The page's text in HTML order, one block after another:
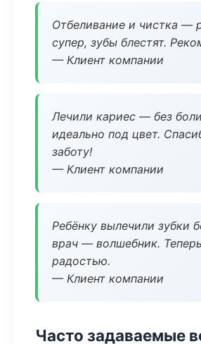
Отбеливание и чистка —
супер, зубы блестят.
— Клиент компании
Лечили кариес — без
идеально под цвет.
заботу!
— Клиент компании
Ребёнку вылечили зубки
врач — волшебник.
радостью.
— Клиент компании
Часто задаваемые